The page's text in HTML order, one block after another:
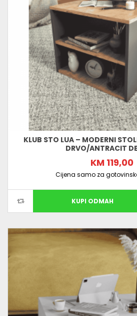
KLUB STO LUA – MODERNI
DRVO/ANTRACIT
KM 119,00
Cijena samo za
KUPI ODMAH